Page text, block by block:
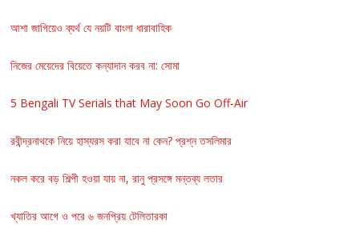
আশা জাগিয়েও ব্যর্থ যে নয়টি বাংলা ধারাবাহিক
নিজের মেয়েদের বিয়েতে কন্যাদান করব না: সোমা
5 Bengali TV Serials that May Soon Go Off-Air
রবীন্দ্রনাথকে নিয়ে হাস্যরস করা যাবে না কেন? প্রশ্ন তসলিমার
নকল করে বড় শিল্পী হওয়া যায় না, রানু প্রসঙ্গে মন্তব্য লতার
খ্যাতির আগে ও পরে ৬ জনপ্রিয় টেলিতারকা